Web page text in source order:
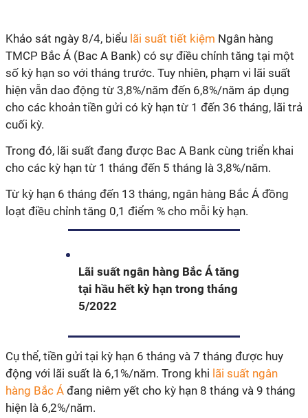
Khảo sát ngày 8/4, biểu lãi suất tiết kiệm Ngân hàng
TMCP Bắc Á (Bac A Bank) có sự điều chỉnh tăng tại một
số kỳ hạn so với tháng trước. Tuy nhiên, phạm vi lãi suất
hiện vẫn dao động từ 3,8%/năm đến 6,8%/năm áp dụng
cho các khoản tiền gửi có kỳ hạn từ 1 đến 36 tháng, lãi trả
cuối kỳ.
Trong đó, lãi suất đang được Bac A Bank cùng triển khai
cho các kỳ hạn từ 1 tháng đến 5 tháng là 3,8%/năm.
Từ kỳ hạn 6 tháng đến 13 tháng, ngân hàng Bắc Á đồng
loạt điều chỉnh tăng 0,1 điểm % cho mỗi kỳ hạn.
Lãi suất ngân hàng Bắc Á tăng
tại hầu hết kỳ hạn trong tháng
5/2022
Cụ thể, tiền gửi tại kỳ hạn 6 tháng và 7 tháng được huy
động với lãi suất là 6,1%/năm. Trong khi lãi suất ngân
hàng Bắc Á đang niêm yết cho kỳ hạn 8 tháng và 9 tháng
hiện là 6,2%/năm.